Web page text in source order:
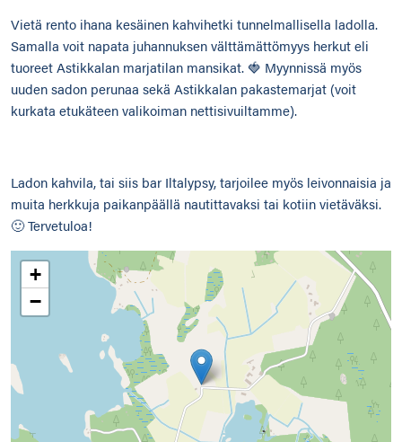
Vietä rento ihana kesäinen kahvihetki tunnelmallisella ladolla.
Samalla voit napata juhannuksen välttämättömyys herkut eli
tuoreet Astikkalan marjatilan mansikat. 🍓 Myynnissä myös
uuden sadon perunaa sekä Astikkalan pakastemarjat (voit
kurkata etukäteen valikoiman nettisivuiltamme).
Ladon kahvila, tai siis bar Iltalypsy, tarjoilee myös leivonnaisia ja
muita herkkuja paikanpäällä nautittavaksi tai kotiin vietäväksi.
🙂 Tervetuloa!
+
−